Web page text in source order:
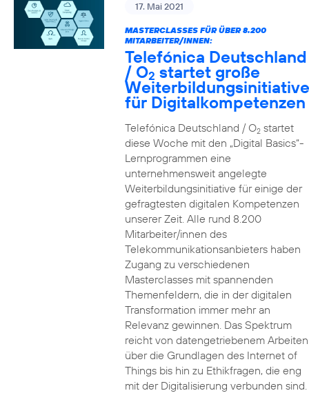
17. Mai 2021
MASTERCLASSES FÜR ÜBER 8.200
MITARBEITER/INNEN:
Telefónica Deutschland
/ O2 startet große
Weiterbildungsinitiative
für Digitalkompetenzen
Telefónica Deutschland / O2startet
diese Woche mit den „Digital Basics“-
Lernprogrammen eine
unternehmensweit angelegte
Weiterbildungsinitiative für einige der
gefragtesten digitalen Kompetenzen
unserer Zeit. Alle rund 8.200
Mitarbeiter/innen des
Telekommunikationsanbieters haben
Zugang zu verschiedenen
Masterclasses mit spannenden
Themenfeldern, die in der digitalen
Transformation immer mehr an
Relevanz gewinnen. Das Spektrum
reicht von datengetriebenem Arbeiten
über die Grundlagen des Internet of
Things bis hin zu Ethikfragen, die eng
mit der Digitalisierung verbunden sind.